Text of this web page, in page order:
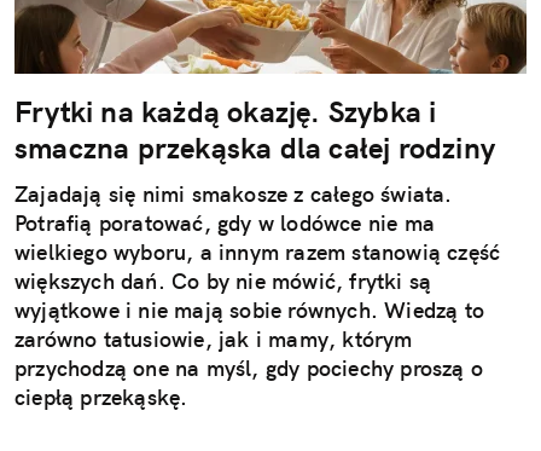
Frytki na każdą okazję. Szybka i
smaczna przekąska dla całej rodziny
Zajadają się nimi smakosze z całego świata.
Potrafią poratować, gdy w lodówce nie ma
wielkiego wyboru, a innym razem stanowią część
większych dań. Co by nie mówić, frytki są
wyjątkowe i nie mają sobie równych. Wiedzą to
zarówno tatusiowie, jak i mamy, którym
przychodzą one na myśl, gdy pociechy proszą o
ciepłą przekąskę.